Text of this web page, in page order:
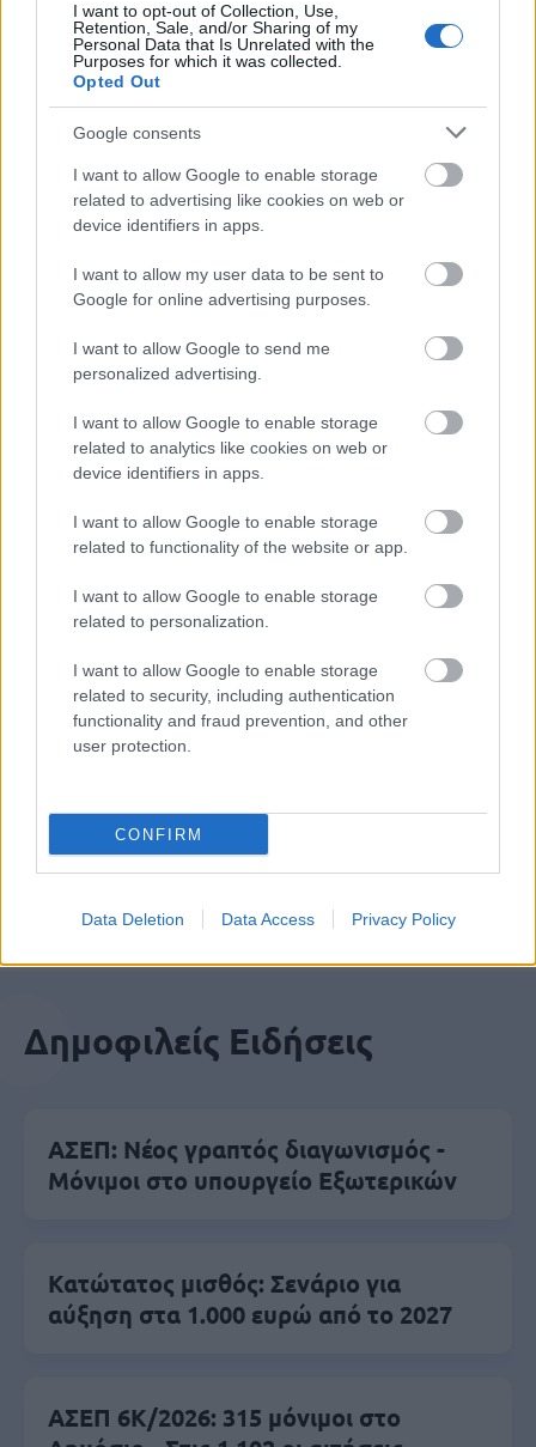
I want to opt-out of Collection, Use,
Retention, Sale, and/or Sharing of my
Personal Data that Is Unrelated with the
Purposes for which it was collected.
Opted Out
Google consents
I want to allow Google to enable storage
related to advertising like cookies on web or
device identifiers in apps.
I want to allow my user data to be sent to
Google for online advertising purposes.
I want to allow Google to send me
personalized advertising.
I want to allow Google to enable storage
related to analytics like cookies on web or
device identifiers in apps.
I want to allow Google to enable storage
related to functionality of the website or app.
I want to allow Google to enable storage
related to personalization.
I want to allow Google to enable storage
related to security, including authentication
functionality and fraud prevention, and other
user protection.
CONFIRM
Data Deletion Data Access Privacy Policy
Το πρόγραμμα του goLearn αποτελεί μία από τις
πιο άμεσες και αξιόπιστες
θέλουν να αποκτήσουν γρήγορα την πιστοποίηση
υπολογιστών και να ενισχύσουν τη θέση τους
στους πίνακες και στην αγορά εργασίας.
Εκδηλώστε ενδιαφέρον για να μάθετε
περισσότερα
ΑΣΕΠ: Πιστοποίηση Αγγλικών σε
μόνο 2 ημέρες στα χέρια σας
ΑΣΕΠ: Εξ αποστάσεως η πιο Εύκολη
Πιστοποίηση Υπολογιστών σε 2
μέρες
ειδήσεις.
Βάλε το proson.gr στα αποτελέσματα
Δημοφιλείς Ειδήσεις
ΑΣΕΠ: Νέος γραπτός διαγωνισμός -
Μόνιμοι στο υπουργείο Εξωτερικών
Κατώτατος μισθός: Σενάριο για
αύξηση στα 1.000 ευρώ από το 2027
ΑΣΕΠ 6Κ/2026: 315 μόνιμοι στο